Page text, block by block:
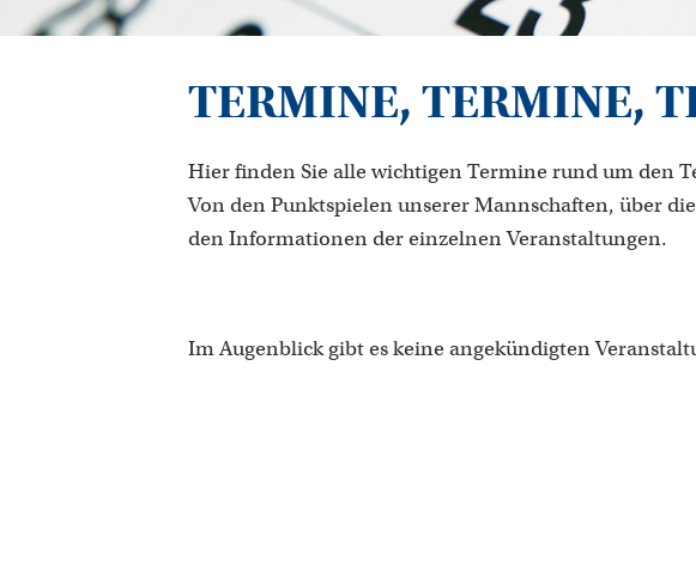
TERMINE, TERMINE,
Hier finden Sie alle wichtigen Termine rund um den
Von den Punktspielen unserer Mannschaften, über
den Informationen der einzelnen Veranstaltungen.
Im Augenblick gibt es keine angekündigten